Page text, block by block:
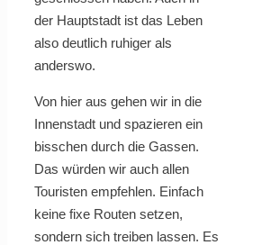
der Hauptstadt ist das Leben
also deutlich ruhiger als
anderswo.
Von hier aus gehen wir in die
Innenstadt und spazieren ein
bisschen durch die Gassen.
Das würden wir auch allen
Touristen empfehlen. Einfach
keine fixe Routen setzen,
sondern sich treiben lassen. Es